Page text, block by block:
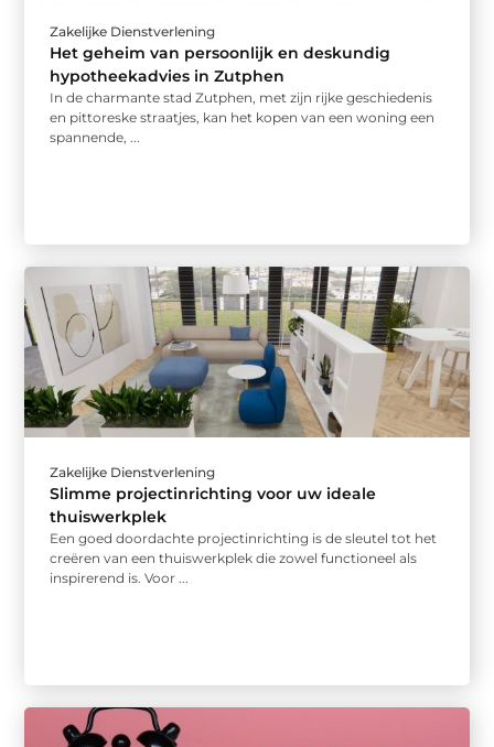
Zakelijke Dienstverlening
Het geheim van persoonlijk en deskundig
hypotheekadvies in Zutphen
In de charmante stad Zutphen, met zijn rijke geschiedenis
en pittoreske straatjes, kan het kopen van een woning een
spannende, ...
Zakelijke Dienstverlening
Slimme projectinrichting voor uw ideale
thuiswerkplek
Een goed doordachte projectinrichting is de sleutel tot het
creëren van een thuiswerkplek die zowel functioneel als
inspirerend is. Voor ...